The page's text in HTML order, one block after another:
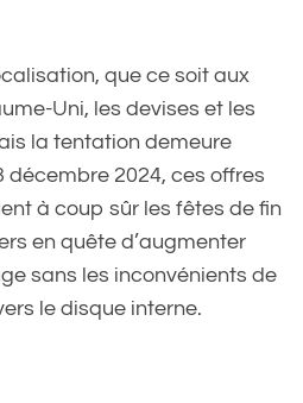
que ce soit aux
Uni, les devises et les
la tentation demeure
décembre 2024, ces offres
à coup sûr les fêtes de fin
en quête d’augmenter
sans les inconvénients de
le disque interne.